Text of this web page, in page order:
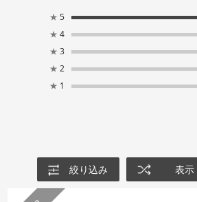
★ 5
★ 4
★ 3
★ 2
★ 1
絞り込み 表示